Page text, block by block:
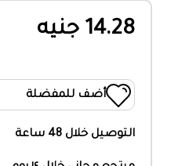
14.28 جنيه
أضف للمفضلة
التوصيل خلال 48 ساعة